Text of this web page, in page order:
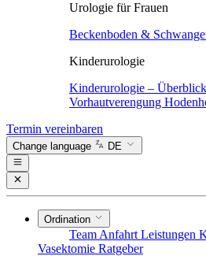
Urologie für Frauen
Beckenboden &
Kinderurologie
Kinderurologie – Überblick
Vorhautverengung
Termin vereinbaren
Change language DE
Ordination
Team Anfahrt Leistungen
Vasektomie Ratgeber